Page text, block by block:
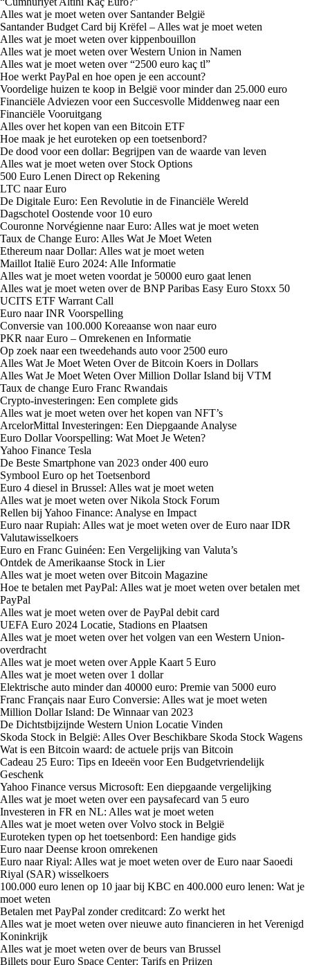
Alles wat je moet weten over Santander België
Santander Budget Card bij Krëfel – Alles wat je moet weten
Alles wat je moet weten over kippenbouillon
Alles wat je moet weten over Western Union in Namen
Alles wat je moet weten over “2500 euro kaç tl”
Hoe werkt PayPal en hoe open je een account?
Voordelige huizen te koop in België voor minder dan 25.000 euro
Financiële Adviezen voor een Succesvolle Middenweg naar een
Financiële Vooruitgang
Alles over het kopen van een Bitcoin ETF
Hoe maak je het euroteken op een toetsenbord?
De dood voor een dollar: Begrijpen van de waarde van leven
Alles wat je moet weten over Stock Options
500 Euro Lenen Direct op Rekening
LTC naar Euro
De Digitale Euro: Een Revolutie in de Financiële Wereld
Dagschotel Oostende voor 10 euro
Couronne Norvégienne naar Euro: Alles wat je moet weten
Taux de Change Euro: Alles Wat Je Moet Weten
Ethereum naar Dollar: Alles wat je moet weten
Maillot Italië Euro 2024: Alle Informatie
Alles wat je moet weten voordat je 50000 euro gaat lenen
Alles wat je moet weten over de BNP Paribas Easy Euro Stoxx 50
UCITS ETF Warrant Call
Euro naar INR Voorspelling
Conversie van 100.000 Koreaanse won naar euro
PKR naar Euro – Omrekenen en Informatie
Op zoek naar een tweedehands auto voor 2500 euro
Alles Wat Je Moet Weten Over de Bitcoin Koers in Dollars
Alles Wat Je Moet Weten Over Million Dollar Island bij VTM
Taux de change Euro Franc Rwandais
Crypto-investeringen: Een complete gids
Alles wat je moet weten over het kopen van NFT’s
ArcelorMittal Investeringen: Een Diepgaande Analyse
Euro Dollar Voorspelling: Wat Moet Je Weten?
Yahoo Finance Tesla
De Beste Smartphone van 2023 onder 400 euro
Symbool Euro op het Toetsenbord
Euro 4 diesel in Brussel: Alles wat je moet weten
Alles wat je moet weten over Nikola Stock Forum
Rellen bij Yahoo Finance: Analyse en Impact
Euro naar Rupiah: Alles wat je moet weten over de Euro naar IDR
Valutawisselkoers
Euro en Franc Guinéen: Een Vergelijking van Valuta’s
Ontdek de Amerikaanse Stock in Lier
Alles wat je moet weten over Bitcoin Magazine
Hoe te betalen met PayPal: Alles wat je moet weten over betalen met
PayPal
Alles wat je moet weten over de PayPal debit card
UEFA Euro 2024 Locatie, Stadions en Plaatsen
Alles wat je moet weten over het volgen van een Western Union-
overdracht
Alles wat je moet weten over Apple Kaart 5 Euro
Alles wat je moet weten over 1 dollar
Elektrische auto minder dan 40000 euro: Premie van 5000 euro
Franc Français naar Euro Conversie: Alles wat je moet weten
Million Dollar Island: De Winnaar van 2023
De Dichtstbijzijnde Western Union Locatie Vinden
Skoda Stock in België: Alles Over Beschikbare Skoda Stock Wagens
Wat is een Bitcoin waard: de actuele prijs van Bitcoin
Cadeau 25 Euro: Tips en Ideeën voor Een Budgetvriendelijk
Geschenk
Yahoo Finance versus Microsoft: Een diepgaande vergelijking
Alles wat je moet weten over een paysafecard van 5 euro
Investeren in FR en NL: Alles wat je moet weten
Alles wat je moet weten over Volvo stock in België
Euroteken typen op het toetsenbord: Een handige gids
Euro naar Deense kroon omrekenen
Euro naar Riyal: Alles wat je moet weten over de Euro naar Saoedi
Riyal (SAR) wisselkoers
100.000 euro lenen op 10 jaar bij KBC en 400.000 euro lenen: Wat je
moet weten
Betalen met PayPal zonder creditcard: Zo werkt het
Alles wat je moet weten over nieuwe auto financieren in het Verenigd
Koninkrijk
Alles wat je moet weten over de beurs van Brussel
Billets pour Euro Space Center: Tarifs en Prijzen